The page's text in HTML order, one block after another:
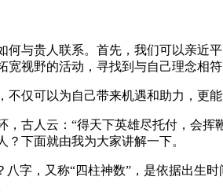
与贵人联系。首先，我们可以亲近
视野的活动，寻找到与自己理念相
仅可以为自己带来机遇和助力，更
，古人云：“得天下英雄尽托付，会
下面就由我为大家讲解一下。
八字，又称“四柱神数”，是依据出生